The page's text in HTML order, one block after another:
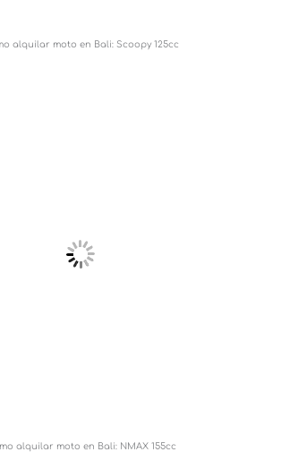
alquilar moto en Bali: Scoopy 125cc
alquilar moto en Bali: NMAX 155cc